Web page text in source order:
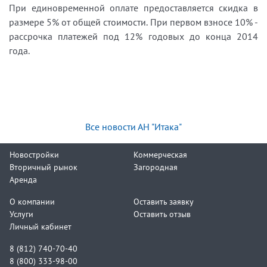
При единовременной оплате предоставляется скидка в
размере 5% от общей стоимости. При первом взносе 10% -
рассрочка платежей под 12% годовых до конца 2014
года.
Все новости АН "Итака"
Новостройки
Вторичный рынок
Аренда
Коммерческая
Загородная
О компании
Услуги
Личный кабинет
Оставить заявку
Оставить отзыв
8 (812) 740-70-40
8 (800) 333-98-00